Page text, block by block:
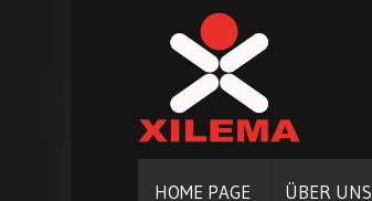
HOME PAGE ÜBER UNS